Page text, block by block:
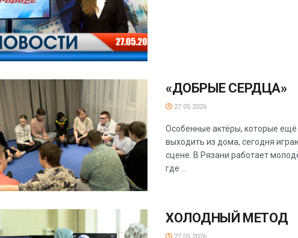
«ДОБРЫЕ СЕРДЦА»
27.05.2026
Особенные актёры, которые ещё
выходить из дома, сегодня
сцене. В Рязани работает
где ...
ХОЛОДНЫЙ МЕТОД